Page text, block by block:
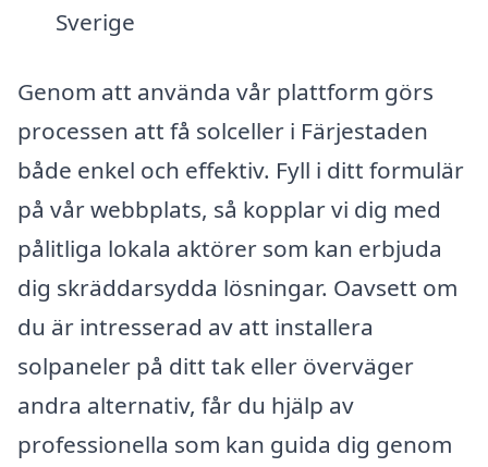
Sverige
Genom att använda vår plattform görs
processen att få solceller i Färjestaden
både enkel och effektiv. Fyll i ditt formulär
på vår webbplats, så kopplar vi dig med
pålitliga lokala aktörer som kan erbjuda
dig skräddarsydda lösningar. Oavsett om
du är intresserad av att installera
solpaneler på ditt tak eller överväger
andra alternativ, får du hjälp av
professionella som kan guida dig genom